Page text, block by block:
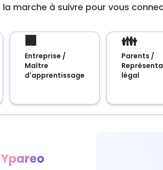
marche à suivre pour vous
🏢
Entreprise /
Maître
d'apprentissage
👪
Parents /
légal